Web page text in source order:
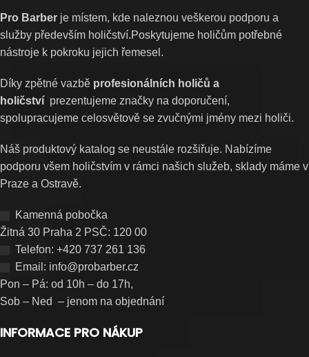
Pro Barber je místem, kde naleznou veškerou podporu a
služby především holičství.Poskytujeme holičům potřebné
nástroje k pokroku jejich řemesel.
Díky zpětné vazbě profesionálních holičů a
holičství prezentujeme značky na doporučení,
spolupracujeme celosvětově se zvučnými jmény mezi holiči.
Náš produktový katalog se neustále rozšiřuje. Nabízíme
podporu všem holičstvím v rámci našich služeb, sklady máme v
Praze a Ostravě.
Kamenná pobočka
Žitná 30 Praha 2 PSČ: 120 00
Telefon: +420 737 261 136
Email: info@probarber.cz
Pon – Pá: od 10h – do 17h,
Sob – Ned – jenom na objednání
INFORMACE PRO NÁKUP